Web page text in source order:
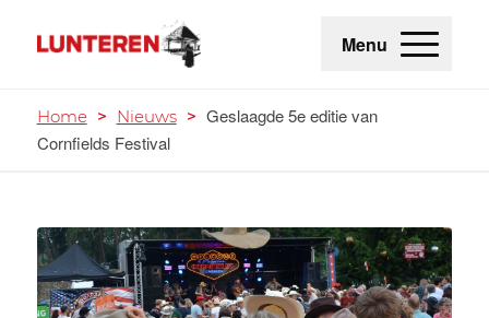
Menu
Home > Nieuws > Geslaagde 5e editie van
Cornfields Festival